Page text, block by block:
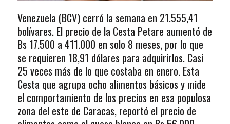
Venezuela (BCV) cerró la semana en 21.555,41
bolívares. El precio de la Cesta Petare aumentó de
Bs 17.500 a 411.000 en solo 8 meses, por lo que
se requieren 18,91 dólares para adquirirlos. Casi
25 veces más de lo que costaba en enero. Esta
Cesta que agrupa ocho alimentos básicos y mide
el comportamiento de los precios en esa populosa
zona del este de Caracas, reportó el precio de